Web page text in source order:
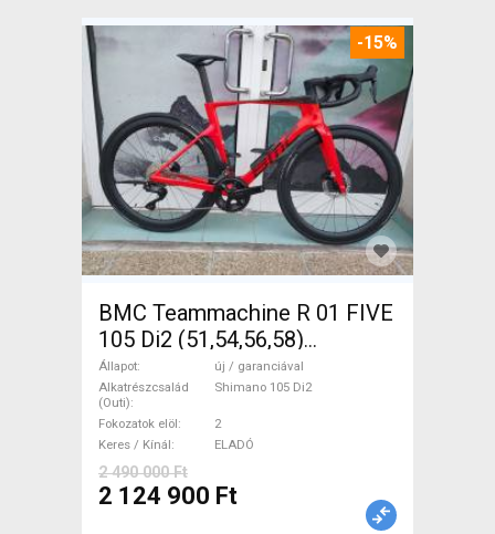
-15%
BMC Teammachine R 01 FIVE
105 Di2 (51,54,56,58)
Országúti Shimano 105 Di2
tárcsafék új / garanciával
ELADÓ
Állapot
új / garanciával
Alkatrészcsalád
(Outi)
Shimano 105 Di2
Fokozatok elöl
2
Keres / Kínál
ELADÓ
2 490 000 Ft
2 124 900 Ft